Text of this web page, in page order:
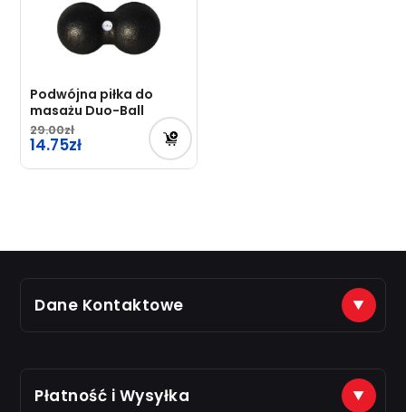
Podwójna piłka do
masażu Duo-Ball
29.00
14.75
Dane Kontaktowe
(+48) 888 561 463
na e-maile odpisujemy od 8.00 do 16.00
Płatność i Wysyłka